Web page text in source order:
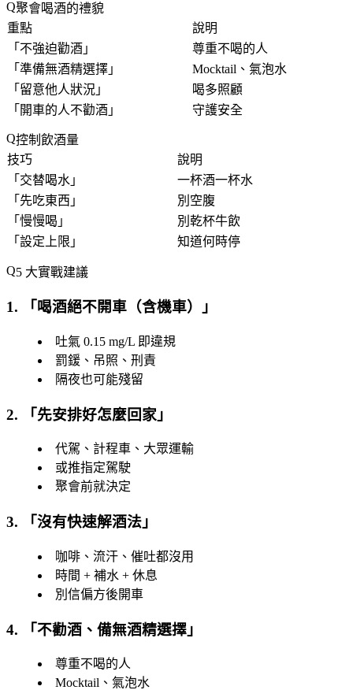
聚會喝酒的禮貌
重點
說明
「 不強迫勸酒 」
尊重不喝的人
「 準備無酒精選擇 」
Mocktail、氣泡水
「 留意他人狀況 」
喝多照顧
「 開車的人不勸酒 」 守護安全
控制飲酒量
技巧
說明
「 交替喝水 」
一杯酒一杯水
「 先吃東西 」
別空腹
「 慢慢喝 」
別乾杯牛飲
「 設定上限 」 知道何時停
5 大實戰建議
1. 「 喝酒絕不開車（含機車） 」
吐氣 0.15 mg/L 即違規
罰鍰、吊照、刑責
隔夜也可能殘留
2. 「先安排好怎麼回家 」
代駕、計程車、大眾運輸
或推指定駕駛
聚會前就決定
3. 「沒有快速解酒法 」
咖啡、流汗、催吐都沒用
時間 + 補水 + 休息
別信偏方後開車
4. 「不勸酒、備無酒精選擇 」
尊重不喝的人
Mocktail、氣泡水